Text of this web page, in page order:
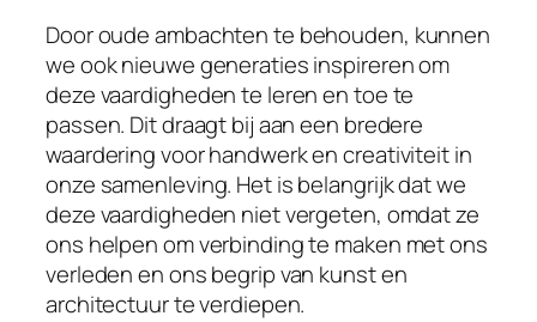
Door oude ambachten te behouden, kunnen
we ook nieuwe generaties inspireren om
deze vaardigheden te leren en toe te
passen. Dit draagt bij aan een bredere
waardering voor handwerk en creativiteit in
onze samenleving. Het is belangrijk dat we
deze vaardigheden niet vergeten, omdat ze
ons helpen om verbinding te maken met ons
verleden en ons begrip van kunst en
architectuur te verdiepen.